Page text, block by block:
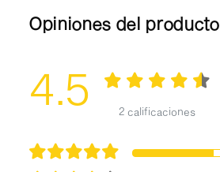
Opiniones del producto
4.5 2 calificaciones